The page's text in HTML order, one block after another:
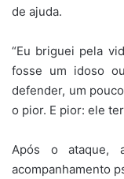
de ajuda.
“Eu briguei pela
fosse um idoso
defender, um
o pior. E pior: ele
Após o ataque,
acompanhamento